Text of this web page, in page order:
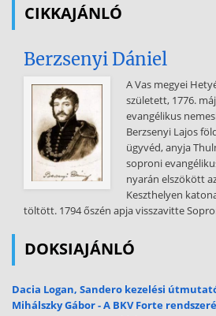
folyamatos fejlesztés megvalósítása. Így
környezetvédelmi audit célja, hogy
így a 1/6 megfelelő javító intézkedéseket
biztosítva a környezetközpontú irányítási
működőképességének hatékonyságát. A
auditálás fő tipusai: Auditok Belső audit
Külső audit Rendszeraudit Beszállítói
audit Az auditok osztályozása
Az audit tárgya szerint az alábbi
A termékaudit célja az adott termékkel
A folyamataudit /
teljesülésének mértékét határozza meg. 
CIKKAJÁNLÓ
Berzsenyi Dániel
A Vas megyei
született, 1776.
evangélikus
Berzsenyi Lajos
ügyvéd, anyja
soproni
nyarán elszökött
Keszthelyen
töltött. 1794 őszén apja visszavitte
DOKSIAJÁNLÓ
Dacia Logan, Sandero kezelési
Mihálszky Gábor - A BKV Forte